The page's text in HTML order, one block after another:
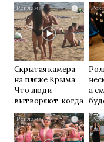
i
Скрытая камера
на пляже Крыма:
Что люди
вытворяют, когда
их не видят...
а
i